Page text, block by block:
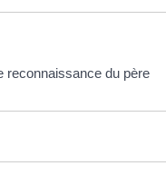
reconnaissance du père